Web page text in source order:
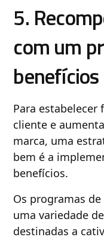
5.
com um
benefícios
Para
cliente e
marca, uma
bem é a
benefícios.
Os programas
uma variedade
destinadas a